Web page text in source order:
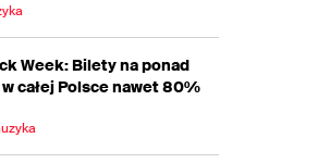
Week: Bilety na ponad
całej Polsce nawet 80%